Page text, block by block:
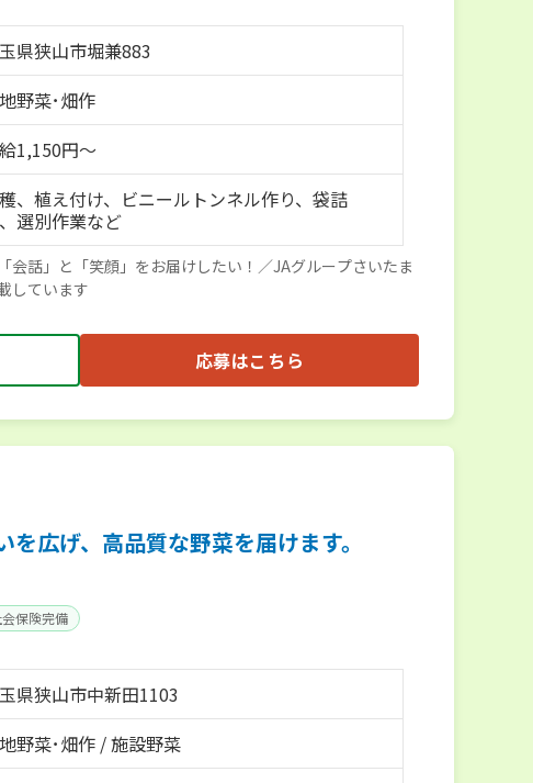
県狭山市堀兼883
野菜･畑作
1,150円～
、植え付け、ビニールトンネル作り、袋詰
選別作業など
会話」と「笑顔」をお届けしたい！／JAグループさいたま
しています
応募はこちら
広げ、高品質な野菜を届けます。
会保険完備
県狭山市中新田1103
野菜･畑作 / 施設野菜